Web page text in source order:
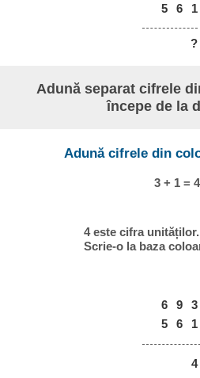
5
6 1
?
Adună separat cifrele
începe de la
Adună cifrele din
3 + 1 = 4
4 este cifra unităților.
Scrie-o la baza
6 9 3
5
6 1
4